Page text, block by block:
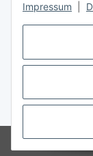
Impressum
Newsletter
* Alle Preise inkl.